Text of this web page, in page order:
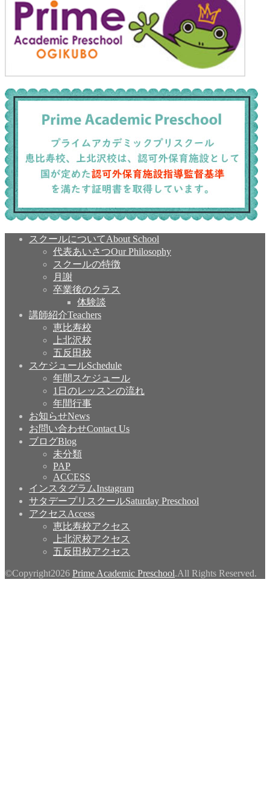
スクールについてAbout School
代表あいさつOur Philosophy
スクールの特徴
月謝
卒業後のクラス
体験談
講師紹介Teachers
恵比寿校
上北沢校
五反田校
スケジュールSchedule
年間スケジュール
1日のレッスンの流れ
年間行事
お知らせNews
お問い合わせContact Us
ブログBlog
未分類
PAP
ACCESS
インスタグラムInstagram
サタデープリスクールSaturday Preschool
アクセス Access
恵比寿校アクセス
上北沢校アクセス
五反田校アクセス
©Copyright2026 Prime Academic Preschool.All Rights Reserved.